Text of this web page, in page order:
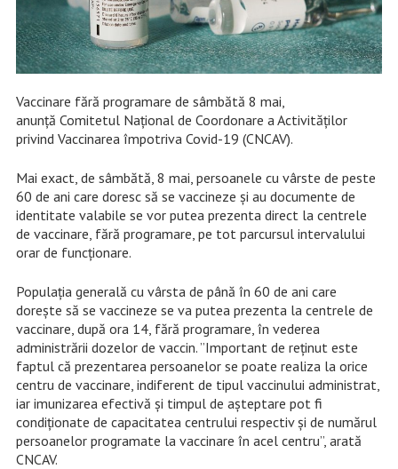
Vaccinare fără programare de sâmbătă 8 mai,
anunță Comitetul Național de Coordonare a Activităților
privind Vaccinarea împotriva Covid-19 (CNCAV).
Mai exact, de sâmbătă, 8 mai, persoanele cu vârste de peste
60 de ani care doresc să se vaccineze și au documente de
identitate valabile se vor putea prezenta direct la centrele
de vaccinare, fără programare, pe tot parcursul intervalului
orar de funcționare.
Populația generală cu vârsta de până în 60 de ani care
dorește să se vaccineze se va putea prezenta la centrele de
vaccinare, după ora 14, fără programare, în vederea
administrării dozelor de vaccin. ”Important de reținut este
faptul că prezentarea persoanelor se poate realiza la orice
centru de vaccinare, indiferent de tipul vaccinului administrat,
iar imunizarea efectivă și timpul de așteptare pot fi
condiționate de capacitatea centrului respectiv și de numărul
persoanelor programate la vaccinare în acel centru”, arată
CNCAV.